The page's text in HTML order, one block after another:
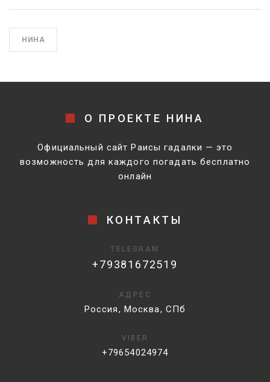
НИНА
О ПРОЕКТЕ НИНА
Официальный сайт Раисы гадалки — это
возможность для каждого погадать бесплатно
онлайн
КОНТАКТЫ
TELEGRAM
+79381672519
АДРЕС
Россия, Москва, СПб
VIBER
+79654024974